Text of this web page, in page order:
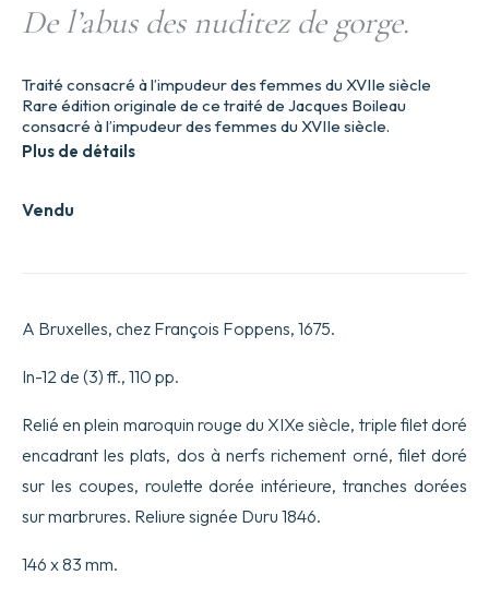
De l’abus des nuditez de gorge.
Vendu
Traité consacré à l’impudeur des femmes du XVIIe siècle
Rare édition originale de ce traité de Jacques Boileau
consacré à l’impudeur des femmes du XVIIe siècle.
Plus de détails
A Bruxelles, chez François Foppens, 1675.
In-12 de (3) ff., 110 pp.
Relié en plein maroquin rouge du XIXe siècle, triple filet doré
encadrant les plats, dos à nerfs richement orné, filet doré
sur les coupes, roulette dorée intérieure, tranches dorées
sur marbrures. Reliure signée Duru 1846.
146 x 83 mm.